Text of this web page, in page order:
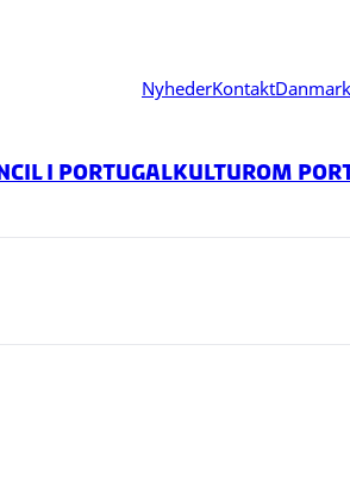
NyhederKontakt
i PortugalKulturOm